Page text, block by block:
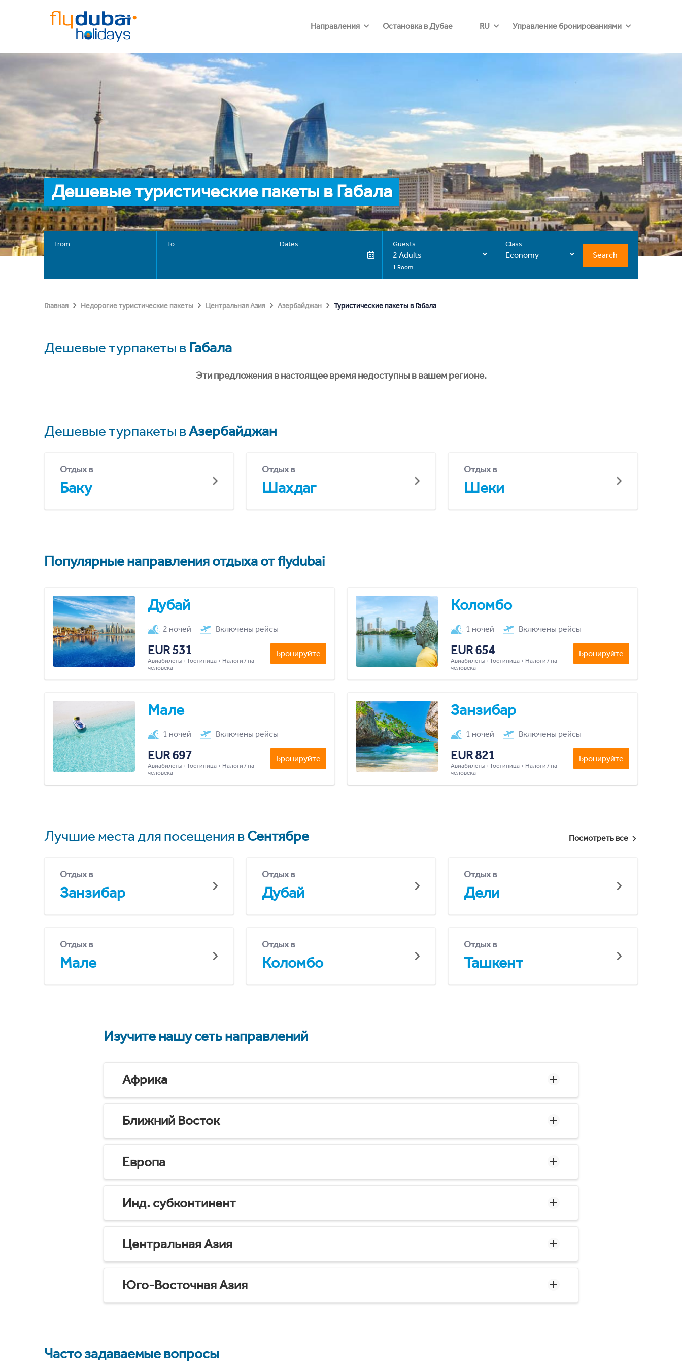
Направления Остановка в Дубае RU Управление бронированиями
Дешевые туристические пакеты в Габала
From To Dates Guests
2 Adults
1 Room
Class
Economy Search
Главная Недорогие туристические пакеты Центральная Азия Азербайджан Туристические пакеты в Габала
Дешевые турпакеты в Габала
Эти предложения в настоящее время недоступны в вашем регионе.
Дешевые турпакеты вАзербайджан
Отдых в
Баку
Отдых в
Шахдаг
Отдых в
Шеки
Популярные направления отдыха от flydubai
Дубай
2 ночей Включены рейсы
EUR 531
Авиабилеты + Гостиница + Налоги / на
человека
Бронируйте
Коломбо
1 ночей Включены рейсы
EUR 654
Авиабилеты + Гостиница + Налоги / на
человека
Бронируйте
Мале
1 ночей Включены рейсы
EUR 697
Авиабилеты + Гостиница + Налоги / на
человека
Бронируйте
Занзибар
1 ночей Включены рейсы
EUR 821
Авиабилеты + Гостиница + Налоги / на
человека
Бронируйте
Лучшие места для посещения вСентябре Посмотреть все
Отдых в
Занзибар
Отдых в
Дубай
Отдых в
Дели
Отдых в
Мале
Отдых в
Коломбо
Отдых в
Ташкент
Изучите нашу сеть направлений
Африка
Ближний Восток
Европа
Инд. субконтинент
Центральная Азия
Юго-Восточная Азия
Часто задаваемые вопросы